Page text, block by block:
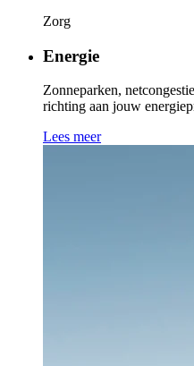
Zorg
Energie
Zonneparken,
richting aan jouw
Lees meer